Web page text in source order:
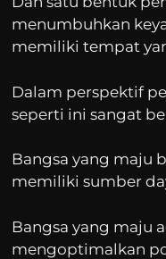
menumbuhkan
memiliki tempat
Dalam perspektif
seperti ini sangat
Bangsa yang maju
memiliki sumber
Bangsa yang maju
mengoptimalkan